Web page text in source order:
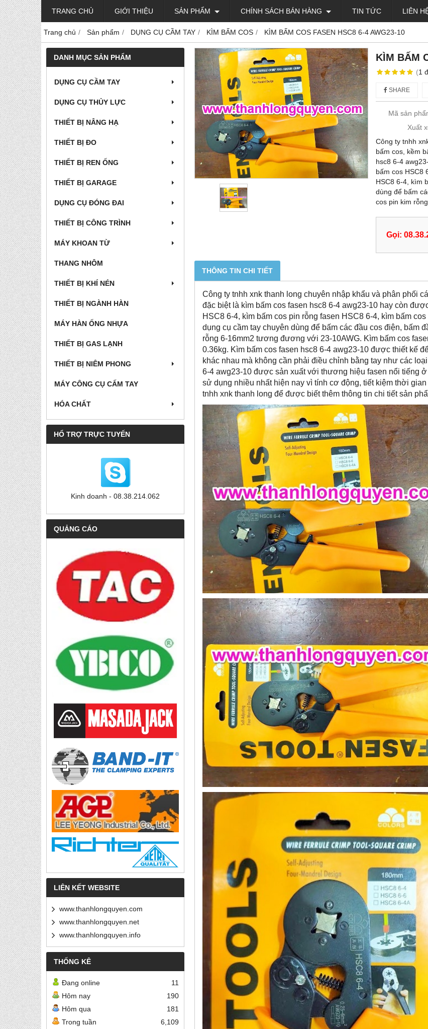
TRANG CHỦ GIỚI THIỆU SẢN PHẨM CHÍNH SÁCH BÁN HÀNG TIN TỨC LIÊN
Trang chủ Sản phẩm DỤNG CỤ CẦM TAY KÌM BẤM COS KÌM BẤM COS FASEN HSC8 6-4 AWG23-10
DANH MỤC SẢN PHẨM
DỤNG CỤ CẦM TAY
DỤNG CỤ THỦY LỰC
THIẾT BỊ NÂNG HẠ
THIẾT BỊ ĐO
THIẾT BỊ REN ỐNG
THIẾT BỊ GARAGE
DỤNG CỤ ĐÓNG ĐAI
THIẾT BỊ CÔNG TRÌNH
MÁY KHOAN TỪ
THANG NHÔM
THIẾT BỊ KHÍ NÉN
THIẾT BỊ NGÀNH HÀN
MÁY HÀN ỐNG NHỰA
THIẾT BỊ GAS LẠNH
THIẾT BỊ NIÊM PHONG
MÁY CÔNG CỤ CẤM TAY
HÓA CHẤT
HỔ TRỢ TRỰC TUYẾN
Kinh doanh - 08.38.214.062
QUẢNG CÁO
LIÊN KẾT WEBSITE
www.thanhlongquyen.com
www.thanhlongquyen.net
www.thanhlongquyen.info
THỐNG KÊ
Đang online
11
Hôm nay
190
Hôm qua
181
Trong tuần
6,109
KÌM BẤM
(1
SHARE
Mã sản
Xuất
Công ty tnhh
bấm cos, kềm
hsc8 6-4
bấm cos HSC8
HSC8 6-4, kìm
dùng để bấm
cos pin kim
Gọi:
THÔNG TIN CHI TIẾT
Công ty tnhh xnk thanh long chuyên nhập khẩu và phân phối
đặc biệt là kìm bấm cos fasen hsc8 6-4 awg23-10 hay còn
HSC8 6-4, kìm bấm cos pin rỗng fasen HSC8 6-4, kìm bấm
dụng cụ cầm tay chuyên dùng để bấm các đầu cos điện, bấm
rỗng 6-16mm2 tương đương với 23-10AWG. Kìm bấm cos
0.36kg. Kìm bấm cos fasen hsc8 6-4 awg23-10 được thiết kế
khác nhau mà không cần phải điều chỉnh bằng tay như các
6-4 awg23-10 được sản xuất với thương hiệu fasen nổi tiếng
sử dụng nhiều nhất hiện nay vì tính cơ động, tiết kiệm thời
tnhh xnk thanh long để được biết thêm thông tin chi tiết sản